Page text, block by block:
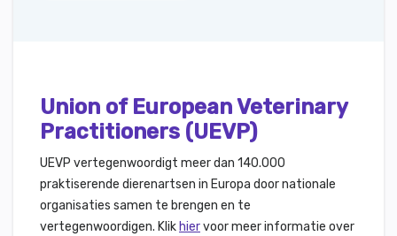
Union of European Veterinary
Practitioners (UEVP)
UEVP vertegenwoordigt meer dan 140.000
praktiserende dierenartsen in Europa door nationale
organisaties samen te brengen en te
vertegenwoordigen. Klik hiervoor meer informatie over